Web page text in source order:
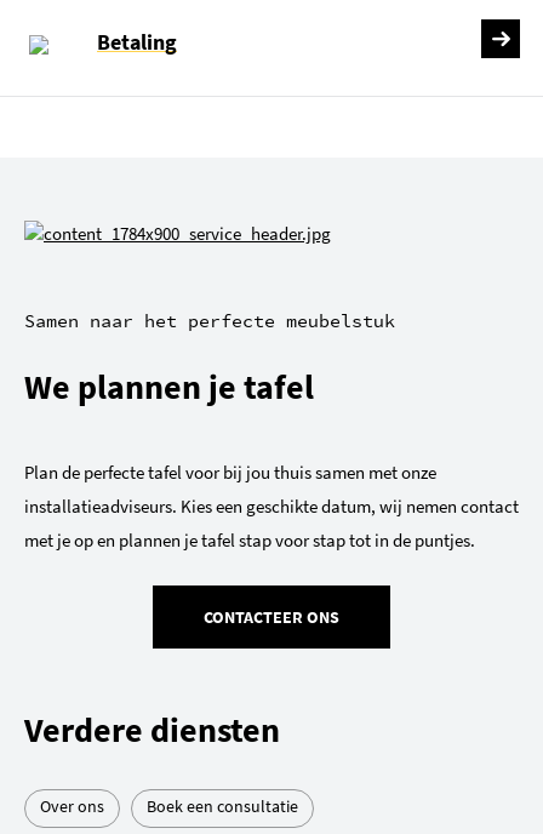
Betaling
Samen naar het perfecte meubelstuk
We plannen je tafel
Plan de perfecte tafel voor bij jou thuis samen met onze
installatieadviseurs. Kies een geschikte datum, wij nemen contact
met je op en plannen je tafel stap voor stap tot in de puntjes.
CONTACTEER ONS
Verdere diensten
Over ons Boek een consultatie